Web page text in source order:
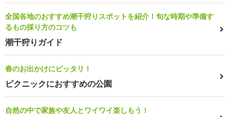
全国各地のおすすめ潮干狩りスポットを紹介！旬な時期や準備す
るもの採り方のコツも
潮干狩りガイド
春のお出かけにピッタリ！
ピクニックにおすすめの公園
自然の中で家族や友人とワイワイ楽しもう！